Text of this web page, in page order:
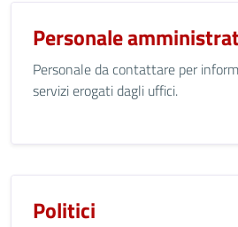
Personale
Personale da contattare per
servizi erogati dagli uffici.
Politici